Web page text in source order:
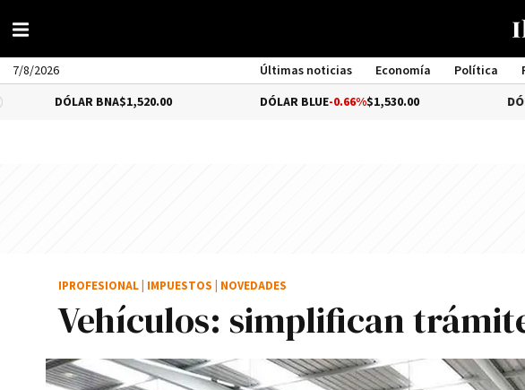
7/8/2026 Últimas noticias Economía Política
BNA$1,520.00 DÓLAR BLUE-0.66%$1,530.00 DÓLAR
Vehículos: simplifican
IPROFESIONAL IMPUESTOS NOVEDADES